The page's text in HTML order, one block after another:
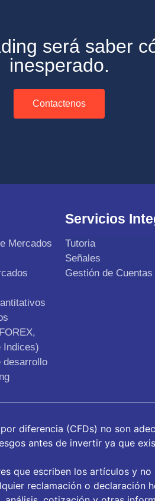
será saber
inesperado.
Contactenos
Mercados
Indices)
desarrollo
Servicios
Tutoria
Señales
Gestión de Cuentas
diferencia (CFDs) no son
antes de invertir ya que
que escriben los artículos y
reclamación o declaración